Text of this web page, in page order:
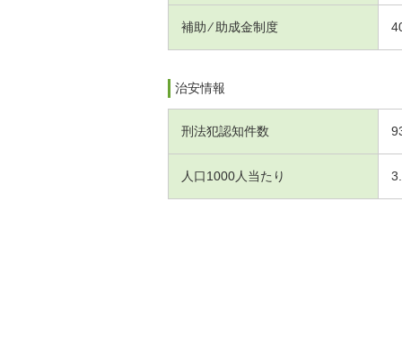
補助 ⁄ 助成金制度
治安情報
刑法犯認知件数
人口1000人当たり